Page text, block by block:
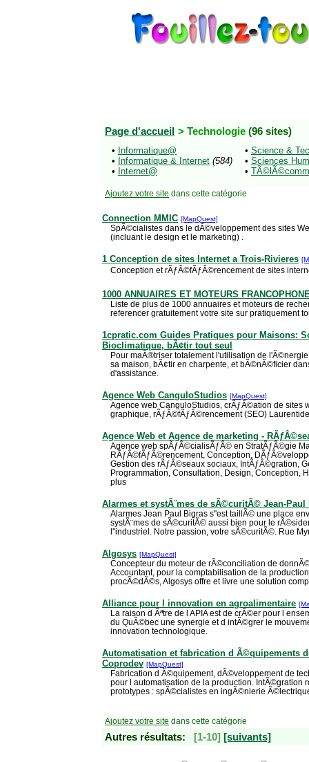
Page d'accueil > Technologie (96 sites)
• Informatique@
• Informatique & Internet (584)
• Internet@
• Science &
• Sciences
•
Ajoutez votre site dans cette catégorie
Connection MMIC [MapQuest]
SpÃ©cialistes dans le dÃ©veloppement des sites
(incluant le design et le marketing) .
1 Conception de sites Internet a Trois-Rivieres
Conception et rÃƒÂ©fÃƒÂ©rencement de sites
1000 ANNUAIRES ET MOTEURS
Liste de plus de 1000 annuaires et moteurs de
referencer gratuitement votre site sur pratiquement
1cpratic.com Guides Pratiques pour Maisons:
Bioclimatique, bÃ¢tir tout seul
Pour maÃ®triser totalement l'utilisation de
sa maison, bÃ¢tir en charpente, et bÃ©nÃ©ficier
d'assistance.
Agence Web CanguloStudios [MapQuest]
Agence web CanguloStudios, crÃƒÂ©ation de sites
graphique, rÃƒÂ©fÃƒÂ©rencement (SEO)
Agence Web et Agence de marketing -
Agence web spÃƒÂ©cialisÃƒÂ© en StratÃƒÂ©gie
RÃƒÂ©fÃƒÂ©rencement, Conception,
Gestion des rÃƒÂ©seaux sociaux, IntÃƒÂ©gration,
Programmation, Consultation, Design, Conception,
plus
Alarmes et systÃ¨mes de sÃ©curitÃ© Jean-Paul
Alarmes Jean Paul Bigras s''est taillÃ© une place
systÃ¨mes de sÃ©curitÃ© aussi bien pour le
l''industriel. Notre passion, votre sÃ©curitÃ©. Rue
Algosys [MapQuest]
Concepteur du moteur de rÃ©conciliation de
Accountant, pour la comptabilisation de la
procÃ©dÃ©s, Algosys offre et livre une solution
Alliance pour l innovation en agroalimentaire
La raison d Ãªtre de l APIA est de crÃ©er pour l
du QuÃ©bec une synergie et d intÃ©grer le
innovation technologique.
Automatisation et fabrication d Ã©quipements
Coprodev [MapQuest]
Fabrication d Ã©quipement, dÃ©veloppement de
pour l automatisation de la production. IntÃ©gration
prototypes : spÃ©cialistes en ingÃ©nierie
Ajoutez votre site dans cette catégorie
Autres résultats: [1-10] [suivants]